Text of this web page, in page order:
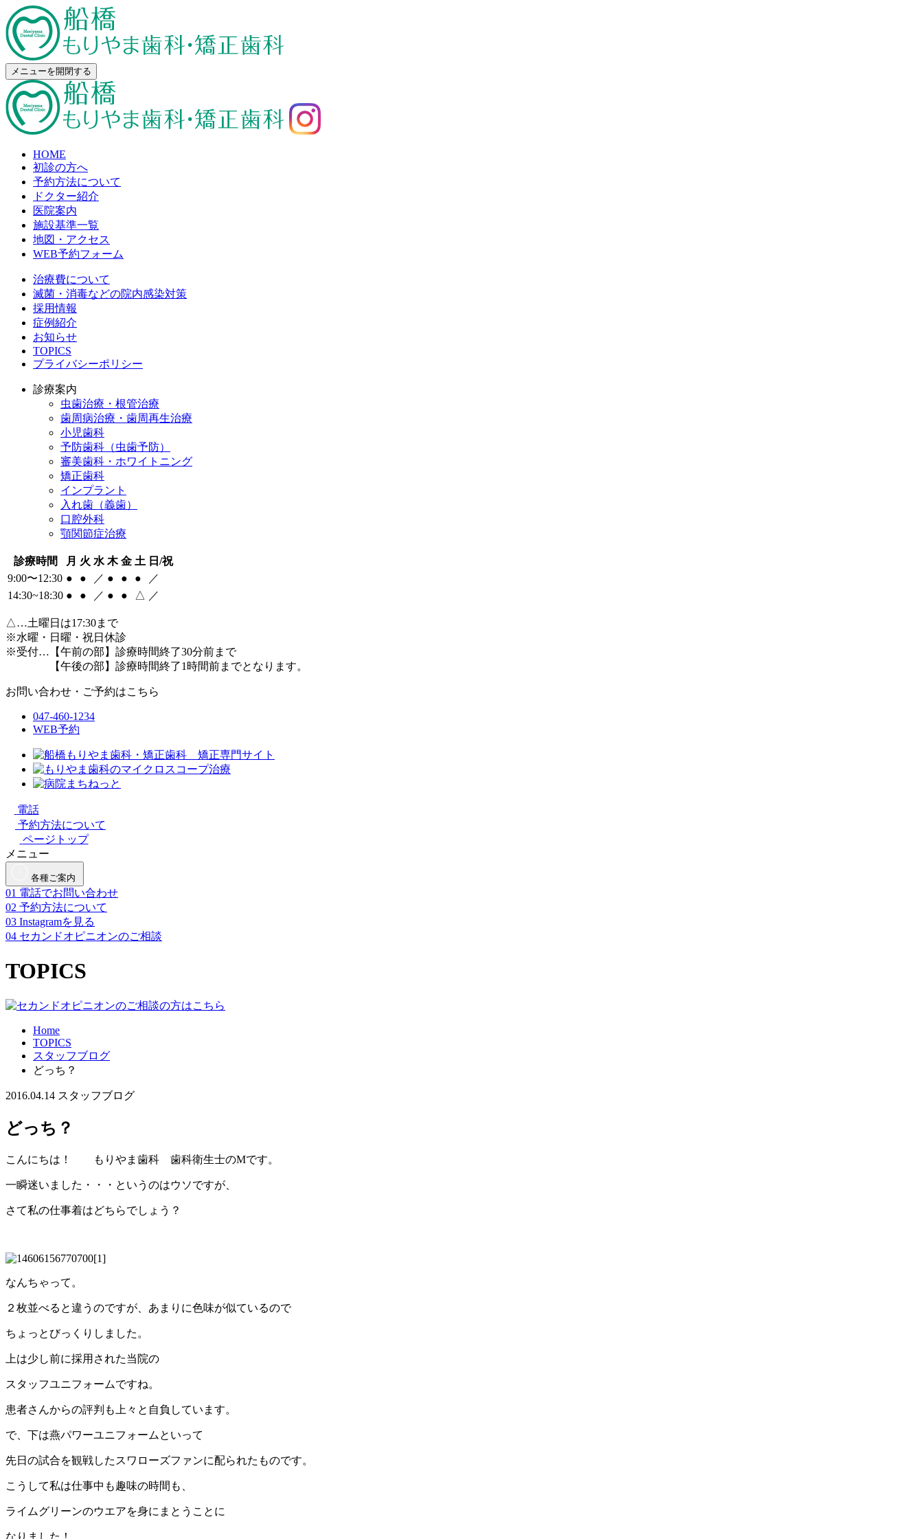
メニューを開閉する
HOME
初診の方へ
予約方法について
ドクター紹介
医院案内
施設基準一覧
地図・アクセス
WEB予約フォーム
治療費について
滅菌・消毒などの院内感染対策
採用情報
症例紹介
お知らせ
TOPICS
プライバシーポリシー
診療案内
虫歯治療・根管治療
歯周病治療・歯周再生治療
小児歯科
予防歯科（虫歯予防）
審美歯科・ホワイトニング
矯正歯科
インプラント
入れ歯（義歯）
口腔外科
顎関節症治療
診療時間 月 火 水 木 金 土 日/祝
9:00〜12:30 ● ● ／ ● ● ●
／
14:30~18:30 ● ● ／ ● ● △ ／
△…土曜日は17:30まで
※水曜・日曜・祝日休診
※受付…【午前の部】診療時間終了30分前まで
【午後の部】診療時間終了1時間前までとなります。
お問い合わせ・ご予約はこちら
047-460-1234
WEB予約
電話
予約方法について
ページトップ
メニュー
各種ご案内
01 電話でお問い合わせ
02 予約方法について
03 Instagramを見る
04 セカンドオピニオンのご相談
TOPICS
Home
TOPICS
スタッフブログ
どっち？
2016.04.14 スタッフブログ
どっち？
こんにちは！ もりやま歯科 歯科衛生士のМです。
一瞬迷いました・・・というのはウソですが、
さて私の仕事着はどちらでしょう？
なんちゃって。
２枚並べると違うのですが、あまりに色味が似ているので
ちょっとびっくりしました。
上は少し前に採用された当院の
スタッフユニフォームですね。
患者さんからの評判も上々と自負しています。
で、下は燕パワーユニフォームといって
先日の試合を観戦したスワローズファンに配られたものです。
こうして私は仕事中も趣味の時間も、
ライムグリーンのウエアを身にまとうことに
なりました！